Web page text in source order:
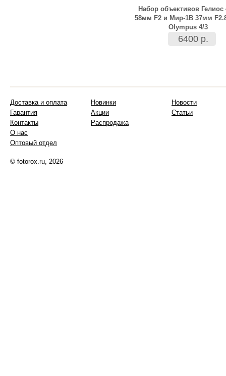
Набор объективов Гелиос
58мм F2 и Мир-1В 37мм
Olympus 4/3
6400 р.
Доставка и оплата
Гарантия
Контакты
О нас
Оптовый отдел
Новинки
Акции
Распродажа
Новости
Статьи
© fotorox.ru, 2026